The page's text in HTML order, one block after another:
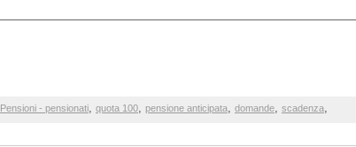
Pensioni - pensionati, quota 100, pensione anticipata, domande, scadenza,